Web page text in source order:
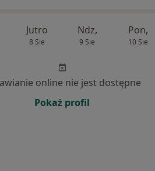
Jutro
8 Sie
Ndz,
9 Sie
Pon,
10 Sie
online nie jest dostępne
Pokaż profil